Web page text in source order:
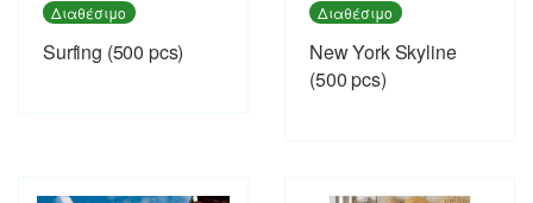
Διαθέσιμο
Surfing (500 pcs)
Διαθέσιμο
New York Skyline
(500 pcs)